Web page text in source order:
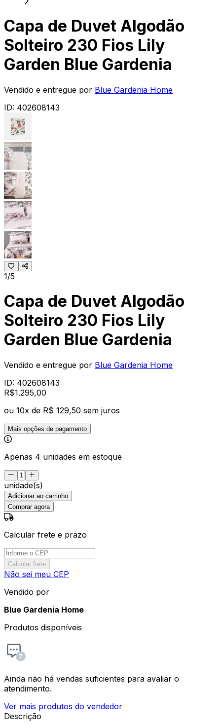
Capa de Duvet Algodão
Solteiro 230 Fios Lily
Garden Blue Gardenia
Vendido e entregue por Blue Gardenia Home
ID: 402608143
1/5
Capa de Duvet Algodão
Solteiro 230 Fios Lily
Garden Blue Gardenia
Vendido e entregue por Blue Gardenia Home
ID: 402608143
R$1.295,00
ou 10x de R$ 129,50 sem juros
Mais opções de pagamento
Apenas 4 unidades em estoque
unidade(s)
Adicionar ao carrinho
Comprar agora
Calcular frete e prazo
Calcular frete
Não sei meu CEP
Vendido por
Blue Gardenia Home
Produtos disponíveis
Ainda não há vendas suficientes para avaliar o
atendimento.
Ver mais produtos do vendedor
Descrição